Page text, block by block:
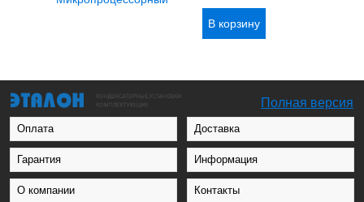
Полная версия
Оплата Доставка
Гарантия Информация
О компании Контакты